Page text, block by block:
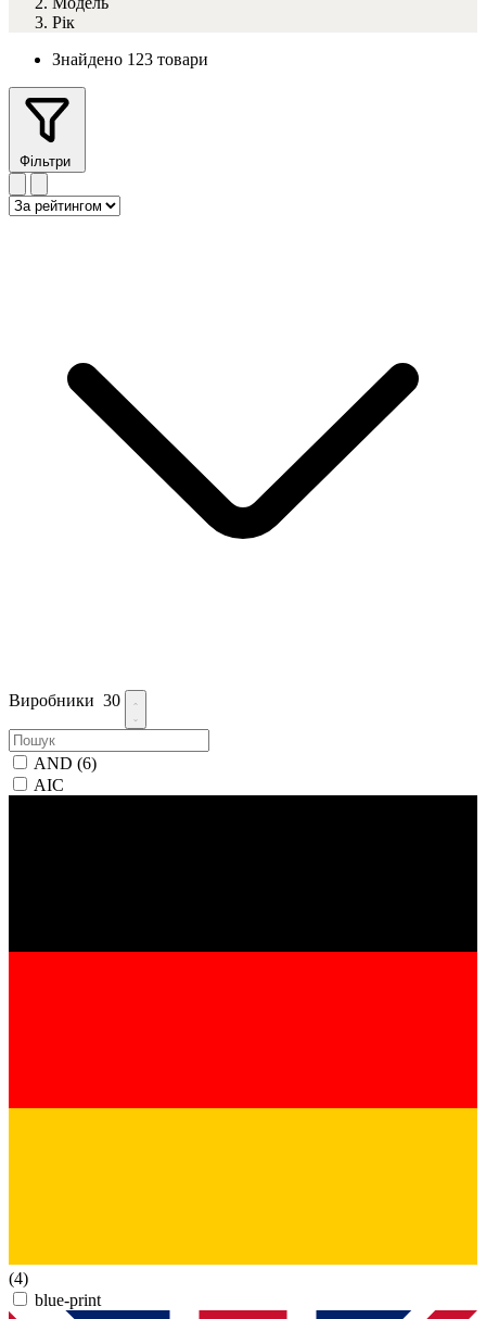
Рік
Знайдено 123 товари
Фільтри
Виробники 30
AND (6)
AIC
(4)
blue-print